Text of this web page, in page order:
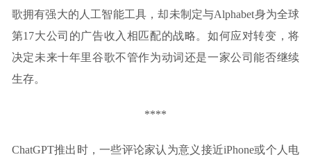
歌拥有强大的人工智能工具，却未制定与Alphabet身为全球
第17大公司的广告收入相匹配的战略。如何应对转变，将
决定未来十年里谷歌不管作为动词还是一家公司能否继续
生存。
****
ChatGPT推出时，一些评论家认为意义接近iPhone或个人电